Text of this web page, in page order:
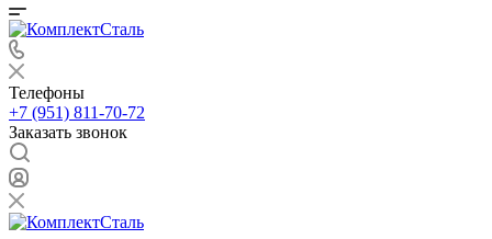
Телефоны
+7 (951) 811-70-72
Заказать звонок